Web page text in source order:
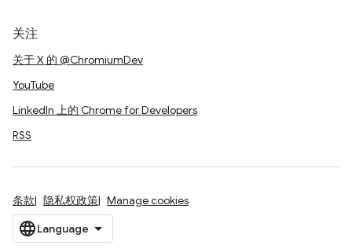
关注
关于 X 的 @ChromiumDev
YouTube
LinkedIn 上的 Chrome for Developers
RSS
条款 隐私权政策 Manage cookies